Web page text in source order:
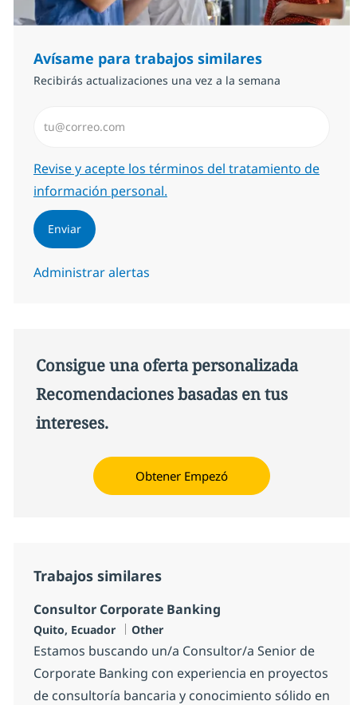
Avísame para trabajos similares
Recibirás actualizaciones una vez a la semana
Required
Revise y acepte los términos del tratamiento de
información personal.
Enviar
Administrar alertas
Consigue una oferta personalizada
Recomendaciones basadas en tus
intereses.
Obtener Empezó
Trabajos similares
Consultor Corporate Banking
Ubicación
Quito, Ecuador Categoría
Other
Estamos buscando un/a Consultor/a Senior de
Corporate Banking con experiencia en proyectos
de consultoría bancaria y conocimiento sólido en